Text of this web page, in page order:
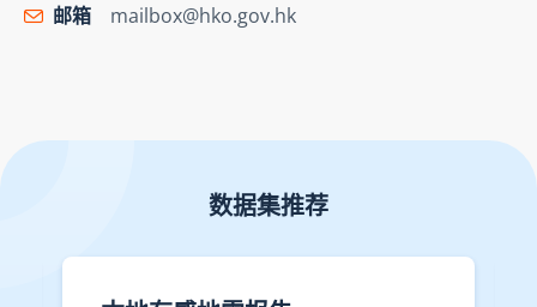
邮箱
mailbox@hko.gov.hk
数据集推荐